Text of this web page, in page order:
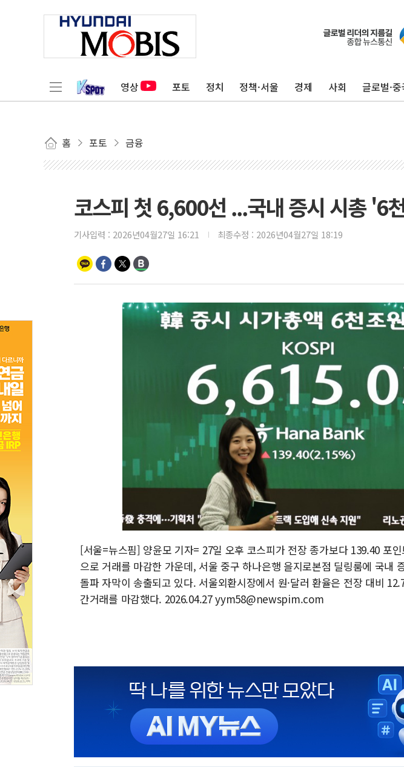
영상 포토 정치 정책·서울 경제 사회 글로벌·중
홈 포토 금융
코스피 첫 6,600선 ...국내 증시 시총 '6
기사입력 : 2026년04월27일 16:21 최종수정 : 2026년04월27일 18:19
[서울=뉴스핌] 양윤모 기자= 27일 오후 코스피가 전장 종가보다 139.40 포
으로 거래를 마감한 가운데, 서울 중구 하나은행 을지로본점 딜링룸에 국내
돌파 자막이 송출되고 있다. 서울외환시장에서 원·달러 환율은 전장 대비
간거래를 마감했다. 2026.04.27 yym58@newspim.com